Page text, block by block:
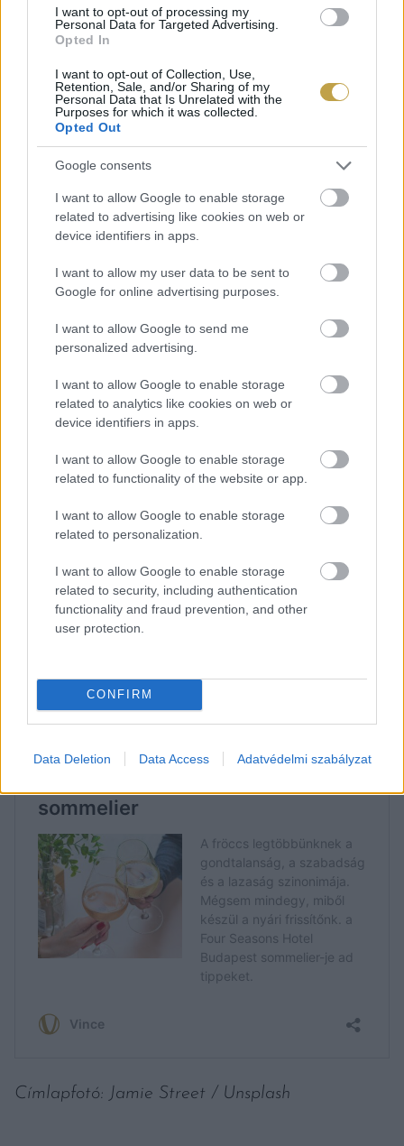
I want to opt-out of processing my
Personal Data for Targeted Advertising.
Opted In
I want to opt-out of Collection, Use,
Retention, Sale, and/or Sharing of my
Personal Data that Is Unrelated with the
Purposes for which it was collected.
Opted Out
Google consents
I want to allow Google to enable storage
related to advertising like cookies on web or
device identifiers in apps.
I want to allow my user data to be sent to
Google for online advertising purposes.
I want to allow Google to send me
personalized advertising.
I want to allow Google to enable storage
related to analytics like cookies on web or
device identifiers in apps.
I want to allow Google to enable storage
related to functionality of the website or app.
I want to allow Google to enable storage
related to personalization.
I want to allow Google to enable storage
related to security, including authentication
functionality and fraud prevention, and other
user protection.
CONFIRM
Data Deletion Data Access Adatvédelmi szabályzat
PIACVEZETŐ MÁRKA, ERŐS
FOGYASZTÓI ELÉGEDETTSÉGGEL
A hazai piacon a SodaStream egyértelműen
vezető szerepet tölt be az otthoni szénsavasító
készülékek kategóriájában, a szódagépet aktívan
részesedéssel. A márka készülékeit nem csak
elégedettek is velük: magas az ajánlási
mindennapi életben is valódi megoldást kínál a
vízfogyasztás növelésére és a palackos italok
magyarok szeretnének tudatosabban élni, ehhez
megoldásokra van szükségük. Az otthoni
szénsavasvíz‑készítés lehetővé teszi, hogy a jó
minőségű csapvízből pillanatok alatt friss ital
nehézségek nélkül”– mondta Széll-Szőke
Krisztina, a SodaStream termékmenedzsere.
Címlapfotó: Jamie Street / Unsplash